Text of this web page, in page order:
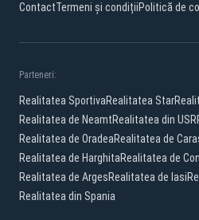
ContactTermeni și condițiiPolitică de
Parteneri:
Realitatea SportivaRealitatea Star
Realitatea de NeamtRealitatea din USR
Realitatea de OradeaRealitatea de
Realitatea de HarghitaRealitatea de
Realitatea de ArgesRealitatea de Iasi
Realitatea din Spania